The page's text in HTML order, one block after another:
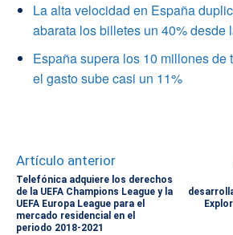
La alta velocidad en España
abarata los billetes un 40% desde
España supera los 10 millones de
el gasto sube casi un 11%
Artículo anterior
Telefónica adquiere los derechos
de la UEFA Champions League y la
UEFA Europa League para el
mercado residencial en el
periodo 2018-2021